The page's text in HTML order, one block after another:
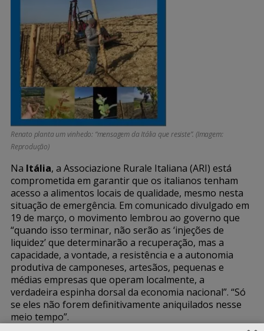
Renato planta um vinhedo: “mensagem da Itália que resiste”. (Imagem:
Reprodução)
Na Itália, a Associazione Rurale Italiana (ARI) está
comprometida em garantir que os italianos tenham
acesso a alimentos locais de qualidade, mesmo nesta
situação de emergência. Em comunicado divulgado em
19 de março, o movimento lembrou ao governo que
“quando isso terminar, não serão as ‘injeções de
liquidez’ que determinarão a recuperação, mas a
capacidade, a vontade, a resistência e a autonomia
produtiva de camponeses, artesãos, pequenas e
médias empresas que operam localmente, a
verdadeira espinha dorsal da economia nacional”. “Só
se eles não forem definitivamente aniquilados nesse
meio tempo”.